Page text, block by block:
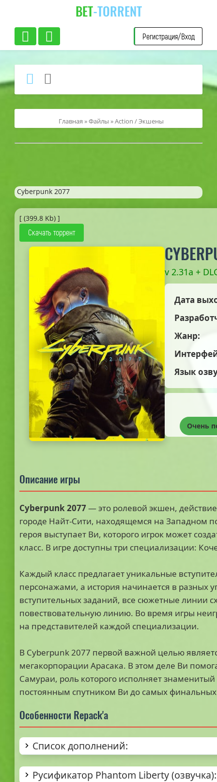
BET-TORRENT
Регистрация/Вход
Главная »Файлы »Action / Экшены
Cyberpunk 2077
[ (399.8 Kb) ]
Скачать торрент
v 2.31a +
Дата
Жанр:
Язык
Очень
Описание игры
Cyberpunk 2077— это ролевой экшен,
городе Найт-Сити, находящемся на Западном
героя выступает Ви, которого игрок может
класс. В игре доступны три специализации:
Каждый класс предлагает уникальные
персонажами, а история начинается в разных
вступительных заданий, все сюжетные линии
повествовательную линию. Во время игры
на представителей каждой специализации.
В Cyberpunk 2077 первой важной целью
мегакорпорации Арасака. В этом деле Ви
Самураи, роль которого исполняет
постоянным спутником Ви до самых финальных
Особенности Repack'а
Список дополнений:
Русификатор Phantom Liberty (озвучка):